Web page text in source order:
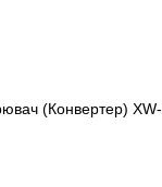
(Конвертер)